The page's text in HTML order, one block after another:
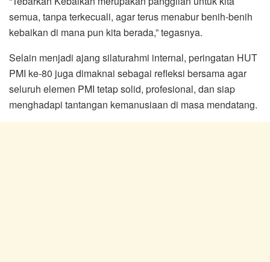
semua, tanpa terkecuali, agar terus menabur benih-benih
kebaikan di mana pun kita berada,” tegasnya.
Selain menjadi ajang silaturahmi internal, peringatan HUT
PMI ke-80 juga dimaknai sebagai refleksi bersama agar
seluruh elemen PMI tetap solid, profesional, dan siap
menghadapi tantangan kemanusiaan di masa mendatang.